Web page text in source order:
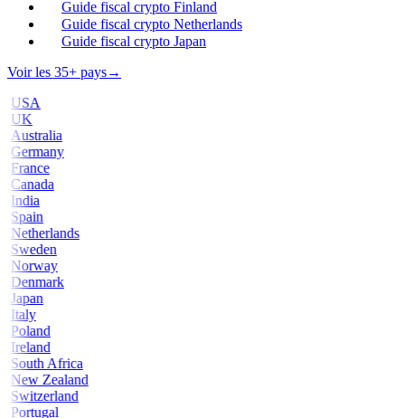
Guide fiscal crypto Finland
Guide fiscal crypto Netherlands
Guide fiscal crypto Japan
Voir les 35+ pays→
USA
UK
Australia
Germany
France
Canada
India
Spain
Netherlands
Sweden
Norway
Denmark
Japan
Italy
Poland
Ireland
South Africa
New Zealand
Switzerland
Portugal